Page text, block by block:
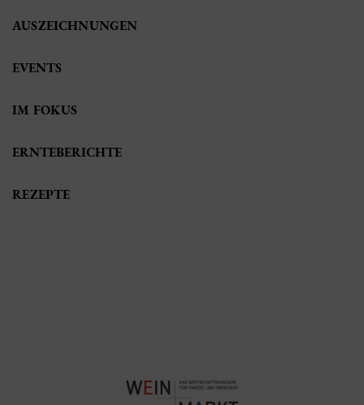
AUSZEICHNUNGEN
EVENTS
IM FOKUS
ERNTEBERICHTE
REZEPTE